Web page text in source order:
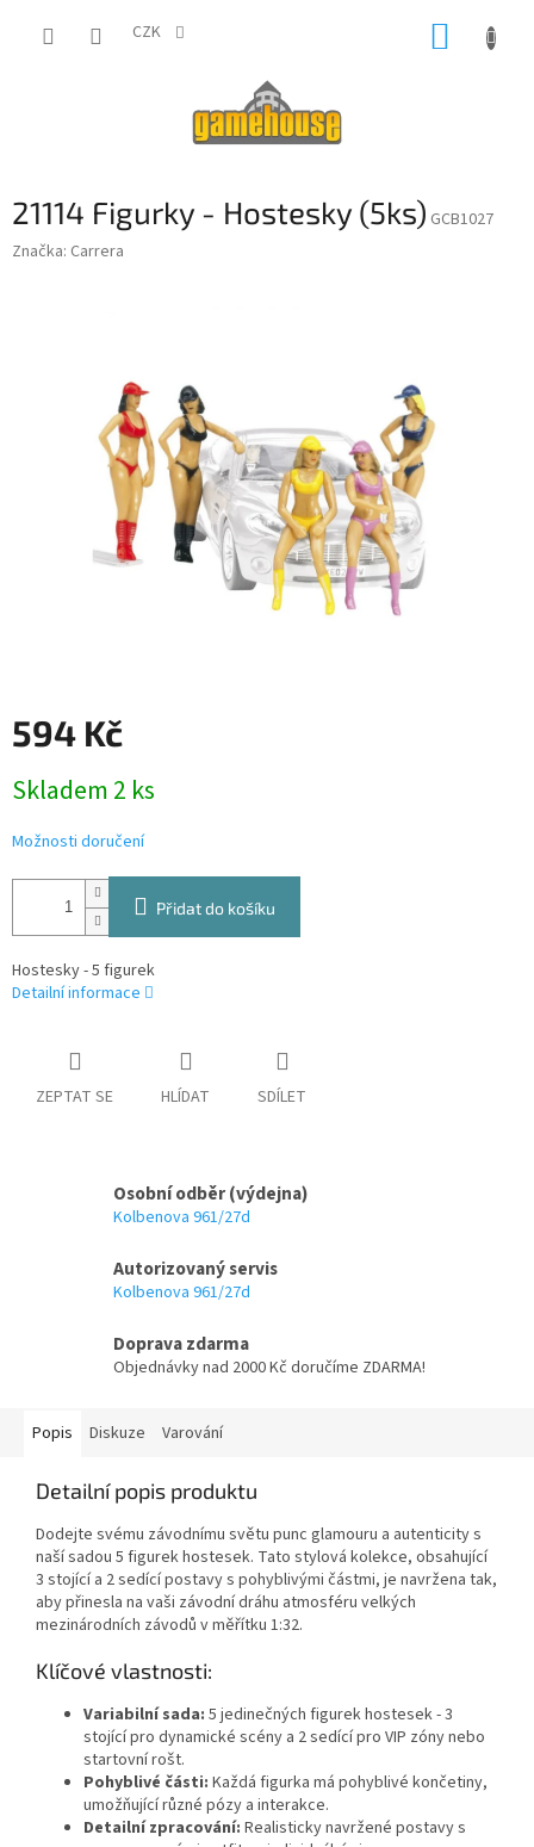
CZK
21114 Figurky - Hostesky (5ks) GCB1027
Značka: Carrera
594 Kč
cena:
Skladem 2 ks
Možnosti doručení
Přidat do košíku
Hostesky - 5 figurek
Detailní informace
ZEPTAT SE HLÍDAT SDÍLET
Osobní odběr (výdejna)
Kolbenova 961/27d
Autorizovaný servis
Kolbenova 961/27d
Doprava zdarma
Objednávky nad 2000 Kč doručíme ZDARMA!
Popis Diskuze Varování
Detailní popis produktu
Dodejte svému závodnímu světu punc glamouru a autenticity s
naší sadou 5 figurek hostesek. Tato stylová kolekce, obsahující
3 stojící a 2 sedící postavy s pohyblivými částmi, je navržena tak,
aby přinesla na vaši závodní dráhu atmosféru velkých
mezinárodních závodů v měřítku 1:32.
Klíčové vlastnosti:
Variabilní sada: 5 jedinečných figurek hostesek - 3
stojící pro dynamické scény a 2 sedící pro VIP zóny nebo
startovní rošt.
Pohyblivé části: Každá figurka má pohyblivé končetiny,
umožňující různé pózy a interakce.
Detailní zpracování: Realisticky navržené postavy s